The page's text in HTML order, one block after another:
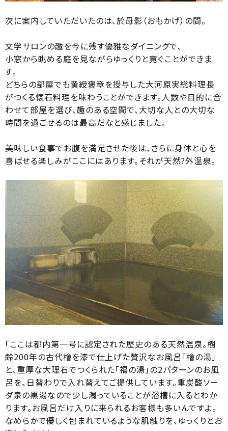
次に案内していただいたのは、於母影（おもかげ）の間。
文学サロンの趣を今に残す優雅なダイニングで、
小窓から眺める庭を見ながらゆっくりと寛ぐことができま
す。
どちらの部屋でも黄綬褒章を授与した大河原実総料理長
がつくる懐石料理を味わうことができます。人数や目的に合
わせて部屋を選び、趣のある空間で、大切な人との大切な
時間を過ごせるのは最高だなと感じました。
美味しい食事でお腹を満足させた後は、さらに身体と心を
喜ばせる楽しみがここにはあります。それが天然?外温泉。
「ここは都内第一号に認定された歴史のある天然温泉。樹
齢200年の古代檜を漆で仕上げた贅沢なお風呂「檜の湯」
と、重厚な大理石でつくられた「福の湯」の2パターンのお風
呂を、日替わりで入れ替えてご提供しています。重炭酸ソー
ダ泉の黒湯なので少し濁っていることが浴槽に入るとわか
ります。お風呂だけ入りに来られるお客様も多いんですよ。
なめらかで優しく包まれているような肌触りを、ゆっくりとお